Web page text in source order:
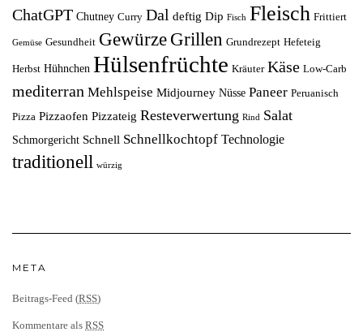
ChatGPT Chutney Curry Dal deftig Dip Fisch Fleisch Frittiert
Gemüse Gesundheit Gewürze Grillen Grundrezept Hefeteig
Herbst Hühnchen Hülsenfrüchte Kräuter Käse Low-Carb
mediterran Mehlspeise Midjourney Nüsse Paneer Peruanisch
Pizza Pizzaofen Pizzateig Resteverwertung Rind Salat
Schmorgericht Schnell Schnellkochtopf Technologie
traditionell würzig
META
Beitrags-Feed (RSS)
Kommentare als RSS